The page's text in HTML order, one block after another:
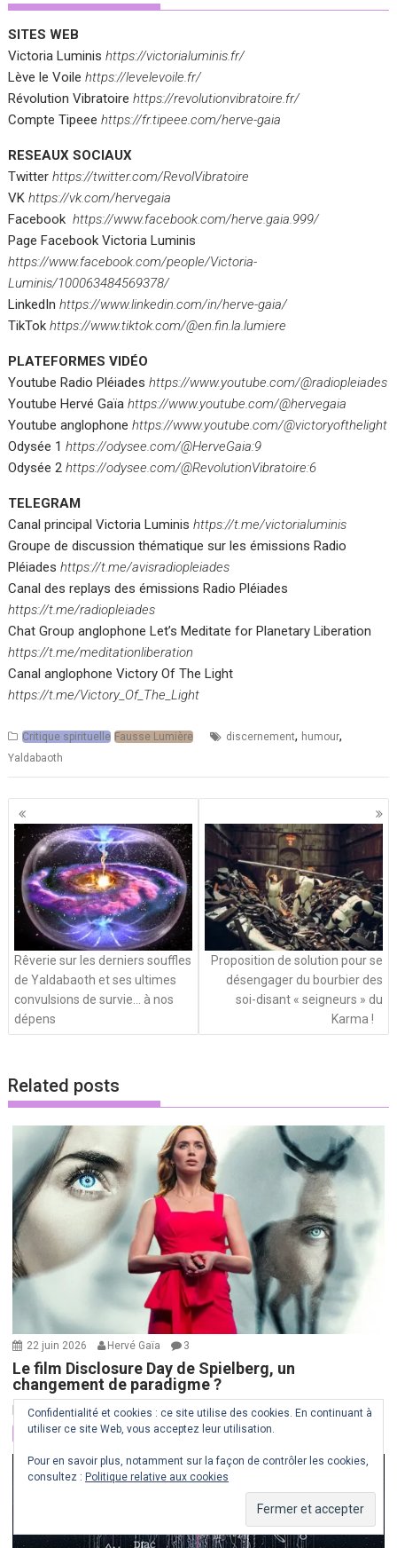
SITES WEB
Victoria Luminishttps://victorialuminis.fr/
Lève le Voilehttps://levelevoile.fr/
Révolution Vibratoirehttps://revolutionvibratoire.fr/
Compte Tipeeehttps://fr.tipeee.com/herve-gaia
RESEAUX SOCIAUX
Twitterhttps://twitter.com/RevolVibratoire
VKhttps://vk.com/hervegaia
Facebookhttps://www.facebook.com/herve.gaia.999/
Page Facebook Victoria Luminis
https://www.facebook.com/people/Victoria-
Luminis/100063484569378/
LinkedInhttps://www.linkedin.com/in/herve-gaia/
TikTokhttps://www.tiktok.com/@en.fin.la.lumiere
PLATEFORMES VIDÉO
Youtube Radio Pléiadeshttps://www.youtube.com/@radiopleiades
Youtube Hervé Gaïahttps://www.youtube.com/@hervegaia
Youtube anglophonehttps://www.youtube.com/@victoryofthelight
Odysée 1https://odysee.com/@HerveGaia:9
Odysée 2https://odysee.com/@RevolutionVibratoire:6
TELEGRAM
Canal principal Victoria Luminishttps://t.me/victorialuminis
Groupe de discussion thématique sur les émissions Radio
Pléiadeshttps://t.me/avisradiopleiades
Canal des replays des émissions Radio Pléiades
https://t.me/radiopleiades
Chat Group anglophone Let’s Meditate for Planetary Liberation
https://t.me/meditationliberation
Canal anglophone Victory Of The Light
https://t.me/Victory_Of_The_Light
Critique spirituelle Fausse Lumière discernement, humour,
Yaldabaoth
Navigation
des
articles
Rêverie sur les derniers souffles
de Yaldabaoth et ses ultimes
convulsions de survie… à nos
dépens
Proposition de solution pour se
désengager du bourbier des
soi-disant « seigneurs » du
Karma !
Related posts
22 juin 2026 Hervé Gaïa 3
Le film Disclosure Day de Spielberg, un
changement de paradigme ?
Le 10 juin 2026 est sorti au cinéma le...
Critique spirituelle Médias et guerre de l'info
Confidentialité et cookies : ce site utilise des cookies. En continuant à
utiliser ce site Web, vous acceptez leur utilisation.
Pour en savoir plus, notamment sur la façon de contrôler les cookies,
consultez : Politique relative aux cookies